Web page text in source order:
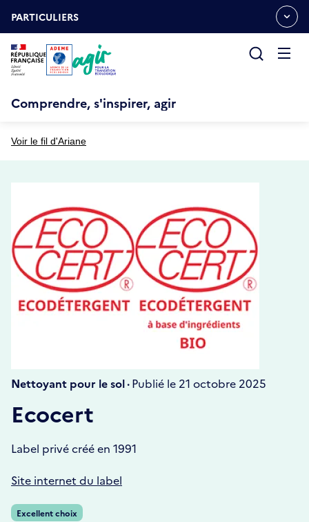
auOUVRIR
LE
MENU
ESPACE
PARTICULIERS
Comprendre, s'inspirer, agir
Voir le fil d'Ariane
Nettoyant pour le sol ·Publié le 21 octobre 2025
Ecocert
Label privé créé en 1991
Site internet du label
Excellent choix